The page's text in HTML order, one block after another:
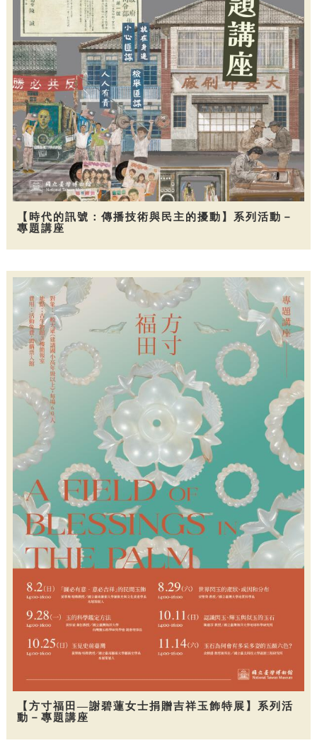
【時代的訊號：傳播技術與民主的擾動】系列活動－
專題講座
【方寸福田—謝碧蓮女士捐贈吉祥玉飾特展】系列活
動－專題講座